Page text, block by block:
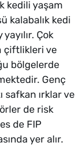
kedili yaşam
kalabalık kedi
Çok
çiftlikleri ve
bölgelerde
Genç
safkan ırklar ve
de risk
de FIP
yer alır.